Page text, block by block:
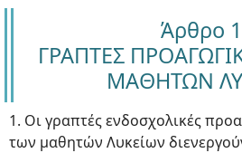
Άρθρο
ΓΡΑΠΤΕΣ
ΜΑΘΗΤΩΝ
1. Οι γραπτές ενδοσχολικές
των μαθητών Λυκείων